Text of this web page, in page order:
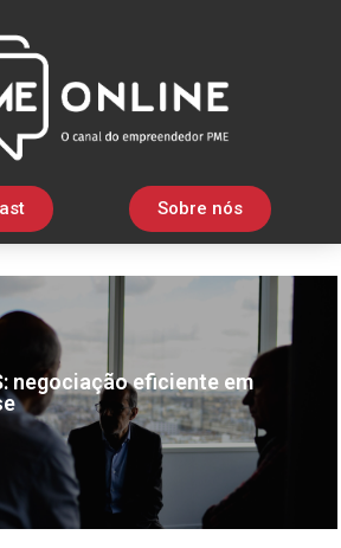
Sobre nós
negociação eficiente em